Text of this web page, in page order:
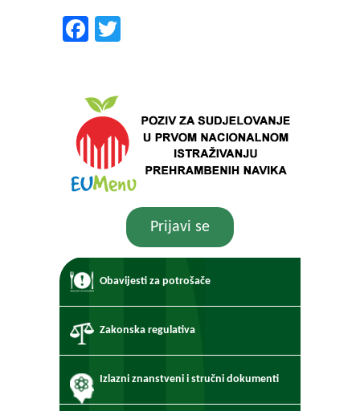
Facebook
Prijavi se
Obavijesti za potrošače
Zakonska regulativa
Izlazni znanstveni i stručni dokumenti